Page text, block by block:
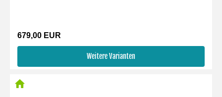
679,00 EUR
Weitere Varianten